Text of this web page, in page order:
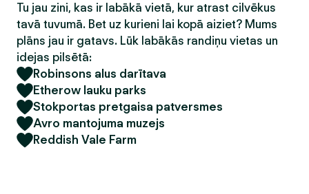
Tu jau zini, kas ir labākā vietā, kur atrast cilvēkus
tavā tuvumā. Bet uz kurieni lai kopā aiziet? Mums
plāns jau ir gatavs. Lūk labākās randiņu vietas un
idejas pilsētā:
Robinsons alus darītava
Etherow lauku parks
Stokportas pretgaisa patversmes
Avro mantojuma muzejs
Reddish Vale Farm